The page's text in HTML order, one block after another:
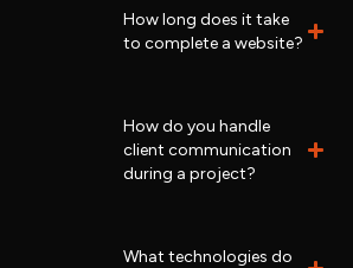
How long does it take
to complete a website?
How do you handle
client communication
during a project?
What technologies do